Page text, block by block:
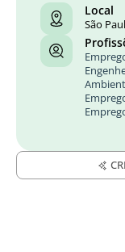
Local
São